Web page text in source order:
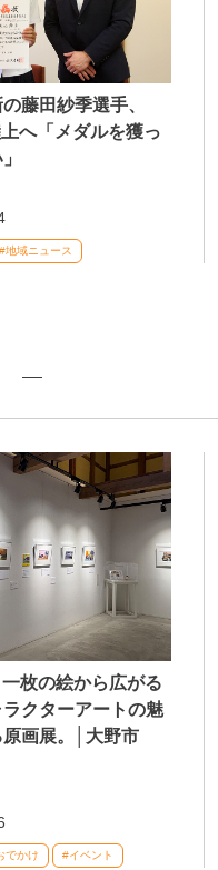
藤田紗季選手、
へ「メダルを獲っ
#地域ニュース
一枚の絵から広がる
クターアートの魅
画展。│大野市
でかけ #イベント